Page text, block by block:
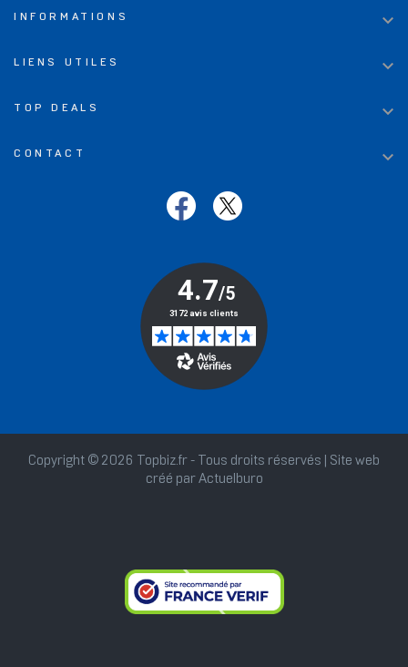
INFORMATIONS 
LIENS UTILES 
TOP DEALS 
CONTACT 
Copyright © 2026 Topbiz.fr - Tous droits réservés | Site web
créé par Actuelburo